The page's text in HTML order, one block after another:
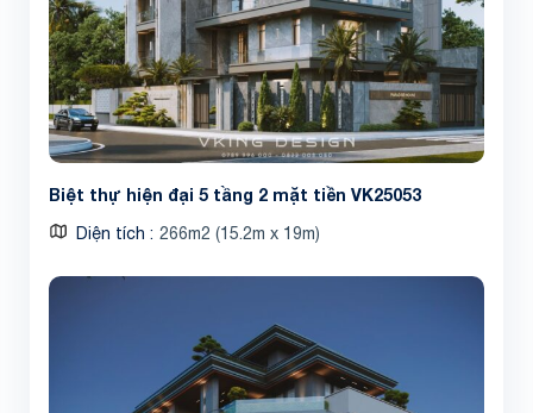
Biệt thự hiện đại 5 tầng 2 mặt tiền VK25053
Diện tích 266m2 (15.2m x 19m)